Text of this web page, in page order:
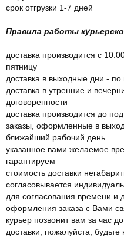
срок отгрузки 1-7 дней
Правила работы
доставка производится с
пятницу
доставка в выходные дни - по
доставка в утренние и
договоренности
доставка производится до
заказы, оформленные в
ближайший рабочий день
указанное вами желаемое
гарантируем
стоимость доставки
согласовывается
для согласования времени и
оформления заказа с Вами
курьер позвонит вам за час
доставки, пожалуйста, будьте